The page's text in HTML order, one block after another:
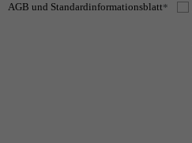
AGB und Standardinformationsblatt*